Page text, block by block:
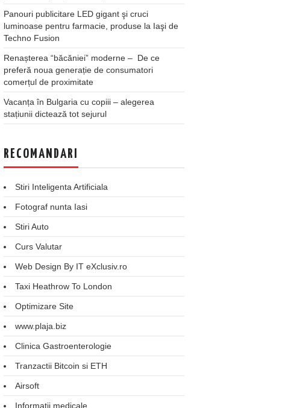
Panouri publicitare LED gigant şi cruci
luminoase pentru farmacie, produse la Iaşi de
Techno Fusion
Renașterea “băcăniei” moderne – De ce
preferă noua generație de consumatori
comerțul de proximitate
Vacanța în Bulgaria cu copiii – alegerea
stațiunii dictează tot sejurul
RECOMANDARI
Stiri Inteligenta Artificiala
Fotograf nunta Iasi
Stiri Auto
Curs Valutar
Web Design By IT eXclusiv.ro
Taxi Heathrow To London
Optimizare Site
www.plaja.biz
Clinica Gastroenterologie
Tranzactii Bitcoin si ETH
Airsoft
Informatii medicale